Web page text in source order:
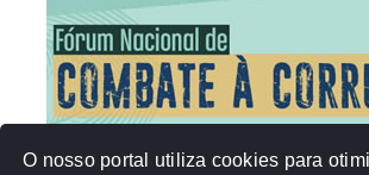
O nosso portal utiliza cookies para